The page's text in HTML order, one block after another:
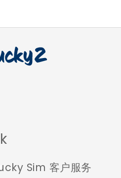
Sim 客户服务